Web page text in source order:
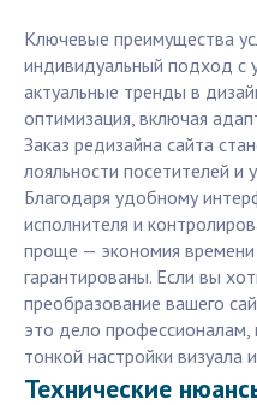
Ключевые преимущества
индивидуальный подход с
актуальные тренды в
оптимизация, включая
Заказ редизайна сайта
лояльности посетителей и
Благодаря удобному
исполнителя и
проще — экономия времени
гарантированы. Если вы
преобразование вашего
это дело
тонкой настройки визуала
Технические